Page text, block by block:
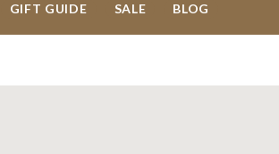
GIFT GUIDE SALE BLOG